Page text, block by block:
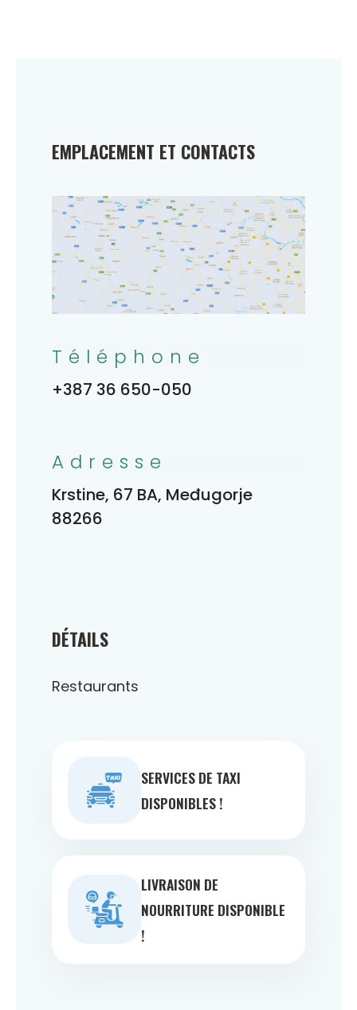
DÉTAILS
Restaurants
SERVICES DE TAXI
DISPONIBLES !
LIVRAISON DE
NOURRITURE DISPONIBLE
!
EMPLACEMENT ET CONTACTS
Téléphone
+387 36 650-050
Adresse
Krstine, 67 BA, Međugorje
88266